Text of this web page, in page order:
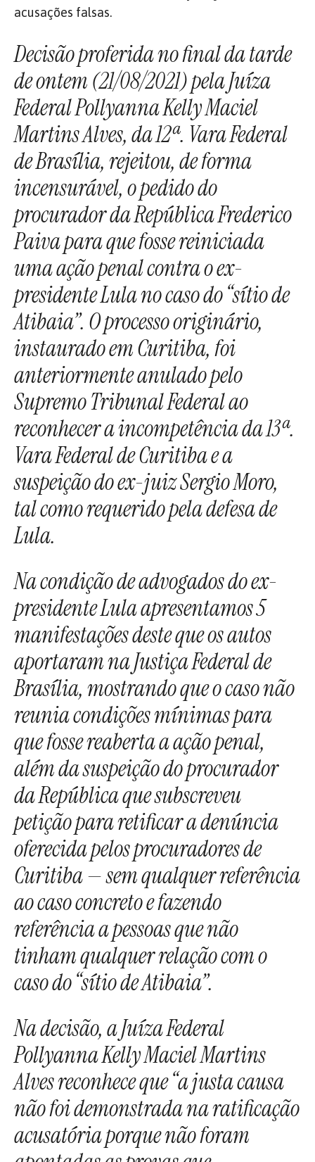
acusações falsas.
Decisão proferida no final da tarde
de ontem (21/08/2021) pela Juíza
Federal Pollyanna Kelly Maciel
Martins Alves, da 12ª. Vara Federal
de Brasília, rejeitou, de forma
incensurável, o pedido do
procurador da República Frederico
Paiva para que fosse reiniciada
uma ação penal contra o ex-
presidente Lula no caso do “sítio de
Atibaia”. O processo originário,
instaurado em Curitiba, foi
anteriormente anulado pelo
Supremo Tribunal Federal ao
reconhecer a incompetência da 13ª.
Vara Federal de Curitiba e a
suspeição do ex-juiz Sergio Moro,
tal como requerido pela defesa de
Lula.
Na condição de advogados do ex-
presidente Lula apresentamos 5
manifestações deste que os autos
aportaram na Justiça Federal de
Brasília, mostrando que o caso não
reunia condições mínimas para
que fosse reaberta a ação penal,
além da suspeição do procurador
da República que subscreveu
petição para retificar a denúncia
oferecida pelos procuradores de
Curitiba — sem qualquer referência
ao caso concreto e fazendo
referência a pessoas que não
tinham qualquer relação com o
caso do “sítio de Atibaia”.
Na decisão, a Juíza Federal
Pollyanna Kelly Maciel Martins
Alves reconhece que “a justa causa
não foi demonstrada na ratificação
acusatória porque não foram